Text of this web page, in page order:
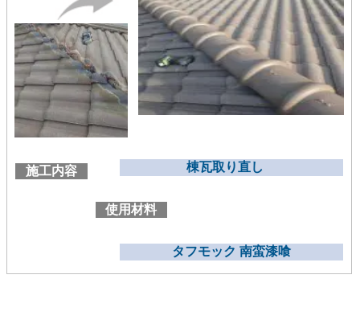
施工内容 棟瓦取り直し
使用材料
タフモック 南蛮漆喰